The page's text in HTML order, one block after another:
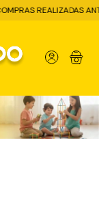
ANTES DE LAS
0